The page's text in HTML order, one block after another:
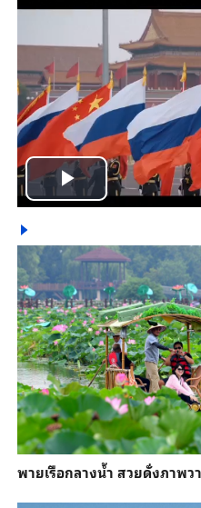
Play
Video
พายเรือกลางน้ำ สวยดั่งภาพว